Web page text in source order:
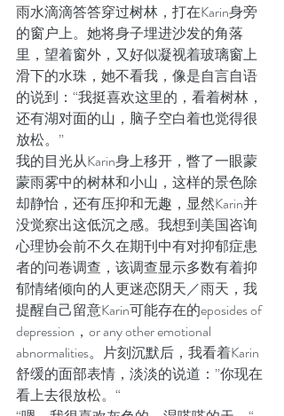
雨水滴滴答答穿过树林，打在Karin身旁
的窗户上。她将身子埋进沙发的角落
里，望着窗外，又好似凝视着玻璃窗上
滑下的水珠，她不看我，像是自言自语
的说到：“我挺喜欢这里的，看着树林，
还有湖对面的山，脑子空白着也觉得很
放松。”
我的目光从Karin身上移开，瞥了一眼蒙
蒙雨雾中的树林和小山，这样的景色除
却静怡，还有压抑和无趣，显然Karin并
没觉察出这低沉之感。我想到美国咨询
心理协会前不久在期刊中有对抑郁症患
者的问卷调查，该调查显示多数有着抑
郁情绪倾向的人更迷恋阴天／雨天，我
提醒自己留意Karin可能存在的eposides of
depression，or any other emotional
abnormalities。片刻沉默后，我看着Karin
舒缓的面部表情，淡淡的说道：”你现在
看上去很放松。“